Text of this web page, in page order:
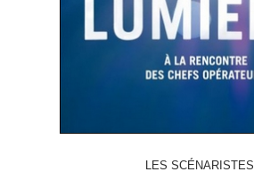
LES SCÉNARISTES